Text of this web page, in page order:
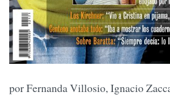
por Fernanda Villosio, Ignacio